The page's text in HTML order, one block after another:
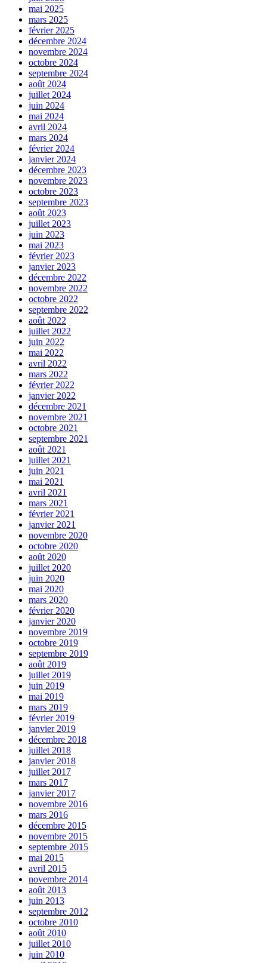
mai 2025
mars 2025
février 2025
décembre 2024
novembre 2024
octobre 2024
septembre 2024
août 2024
juillet 2024
juin 2024
mai 2024
avril 2024
mars 2024
février 2024
janvier 2024
décembre 2023
novembre 2023
octobre 2023
septembre 2023
août 2023
juillet 2023
juin 2023
mai 2023
février 2023
janvier 2023
décembre 2022
novembre 2022
octobre 2022
septembre 2022
août 2022
juillet 2022
juin 2022
mai 2022
avril 2022
mars 2022
février 2022
janvier 2022
décembre 2021
novembre 2021
octobre 2021
septembre 2021
août 2021
juillet 2021
juin 2021
mai 2021
avril 2021
mars 2021
février 2021
janvier 2021
novembre 2020
octobre 2020
août 2020
juillet 2020
juin 2020
mai 2020
mars 2020
février 2020
janvier 2020
novembre 2019
octobre 2019
septembre 2019
août 2019
juillet 2019
juin 2019
mai 2019
mars 2019
février 2019
janvier 2019
décembre 2018
juillet 2018
janvier 2018
juillet 2017
mars 2017
janvier 2017
novembre 2016
mars 2016
décembre 2015
novembre 2015
septembre 2015
mai 2015
avril 2015
novembre 2014
août 2013
juin 2013
septembre 2012
octobre 2010
août 2010
juillet 2010
juin 2010